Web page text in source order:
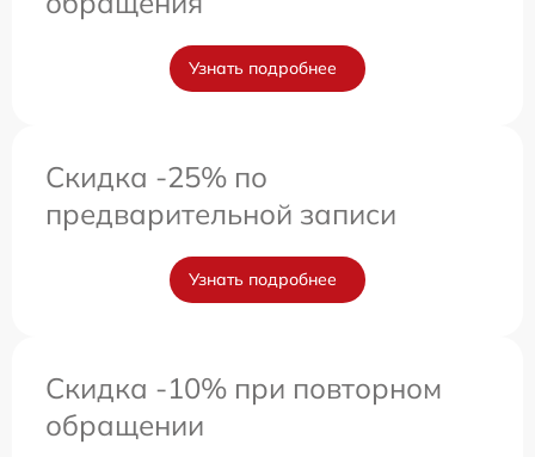
Узнать подробнее
Скидка -25% по
предварительной записи
Узнать подробнее
Скидка -10% при повторном
обращении